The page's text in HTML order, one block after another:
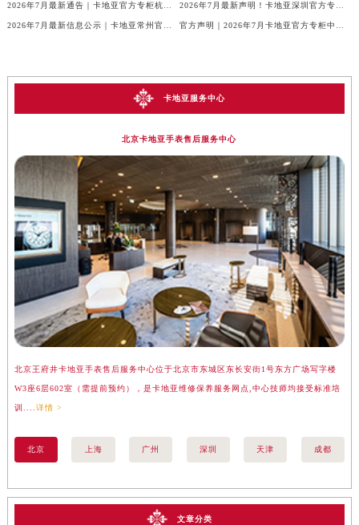
卡地亚服务中心
北京卡地亚手表售后服务中心
北京王府井卡地亚手表售后服务中心位于北京市东城区东长安街1号东方广场写字楼
W3座6层602室（需提前预约），是卡地亚维修保养服务网点,中心技师均接受标准培
训.... 详情 >
北京 上海 广州 深圳 天津 成都
文章分类